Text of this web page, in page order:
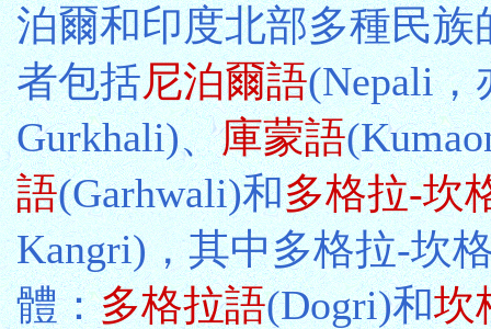
泊爾和印度北部多種民族
者包括尼泊爾語(Nepali
Gurkhali)、庫蒙語
語(Garhwali)和多格拉-坎
Kangri)，其中多格拉-坎
體：多格拉語(Dogri)和坎